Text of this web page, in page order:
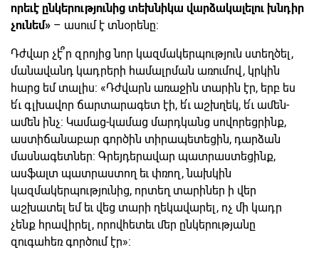
որեւէ ընկերությունից տեխնիկա վարձակալելու խնդիր
չունեմ» – ասում է տնօրենը:
Դժվար չէ՞ր զրոյից նոր կազմակերպություն ստեղծել,
մանավանդ կադրերի համալրման առումով, կրկին
հարց եմ տալիս: «Դժվարն առաջին տարին էր, երբ ես
ե՛ւ գլխավոր ճարտարագետ էի, ե՛ւ աշխղեկ, ե՛ւ ամեն-
ամեն ինչ: Կամաց-կամաց մարդկանց սովորեցրինք,
աստիճանաբար գործին տիրապետեցին, դարձան
մասնագետներ: Գրեյդերավար պատրաստեցինք,
ասֆալտ պատրաստող եւ փռող, նախկին
կազմակերպությունից, որտեղ տարիներ ի վեր
աշխատել եմ եւ վեց տարի ղեկավարել, ոչ մի կադր
չենք հրավիրել, որովհետեւ մեր ընկերությանը
զուգահեռ գործում էր»: